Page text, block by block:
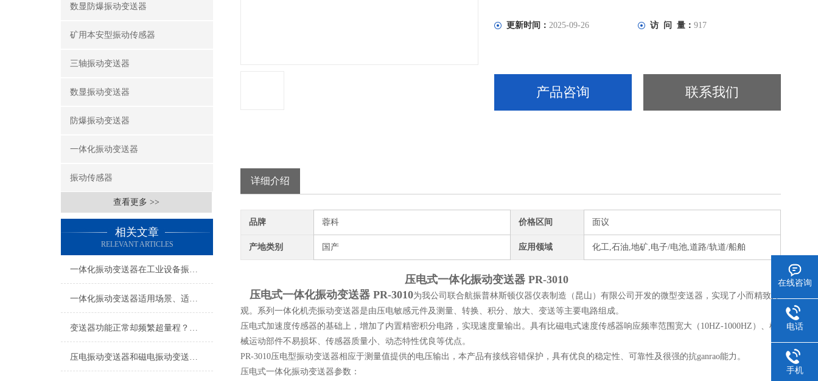
数显防爆振动变送器
矿用本安型振动传感器
三轴振动变送器
数显振动变送器
防爆振动变送器
一体化振动变送器
振动传感器
查看更多 >>
相关文章
RELEVANT ARTICLES
一体化振动变送器在工业设备振动监测中的应用技术解析
一体化振动变送器适用场景、适用设备及安装位置详解
变送器功能正常却频繁超量程？电机现场振动问题深度排查指南
压电振动变送器和磁电振动变送器在使用上的区别
更新时间：2025-09-26 访 问 量： 917
产品咨询 联系我们
详细介绍
品牌 蓉科 价格区间 面议
产地类别 国产 应用领域 化工,石油,地矿,电子/电池,道路/轨道/船舶
压电式一体化振动变送器 PR-3010
压电式一体化振动变送器 PR-3010为我公司联合航振普林斯顿仪器仪表制造（昆山）有限公司开发的微型变送器，实现了小而精致外
观。系列一体化机壳振动变送器是由压电敏感元件及测量、转换、积分、放大、变送等主要电路组成。
压电式加速度传感器的基础上，增加了内置精密积分电路，实现速度量输出。具有比磁电式速度传感器响应频率范围宽大（10HZ-1000HZ）、机
械运动部件不易损坏、传感器质量小、动态特性优良等优点。
PR-3010压电型振动变送器相应于测量值提供的电压输出，本产品有接线容错保护，具有优良的稳定性、可靠性及很强的抗ganrao能力。
压电式一体化振动变送器参数：
在线咨询
电话
手机